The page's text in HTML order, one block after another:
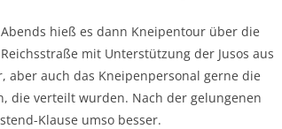
Abends hieß es dann Kneipentour über die
Reichsstraße mit Unterstützung der Jusos aus
auch das Kneipenpersonal gerne die
die verteilt wurden. Nach der gelungenen
Klause umso besser.